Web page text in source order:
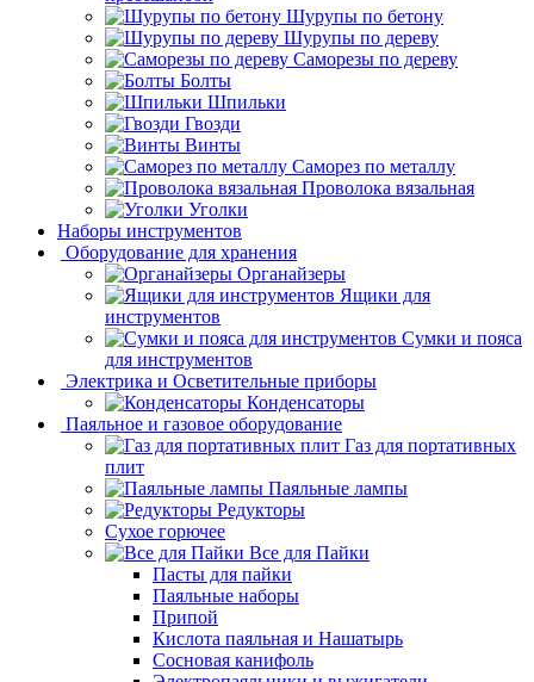
Шурупы по бетону
Шурупы по дереву
Саморезы по дереву
Болты
Шпильки
Гвозди
Винты
Саморез по металлу
Проволока вязальная
Уголки
Наборы инструментов
Оборудование для хранения
Органайзеры
Ящики для
инструментов
Сумки и пояса
для инструментов
Электрика и Осветительные приборы
Конденсаторы
Паяльное и газовое оборудование
Газ для портативных
плит
Паяльные лампы
Редукторы
Сухое горючее
Все для Пайки
Пасты для пайки
Паяльные наборы
Припой
Кислота паяльная и Нашатырь
Сосновая канифоль